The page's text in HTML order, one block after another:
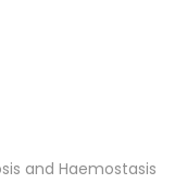
and Haemostasis